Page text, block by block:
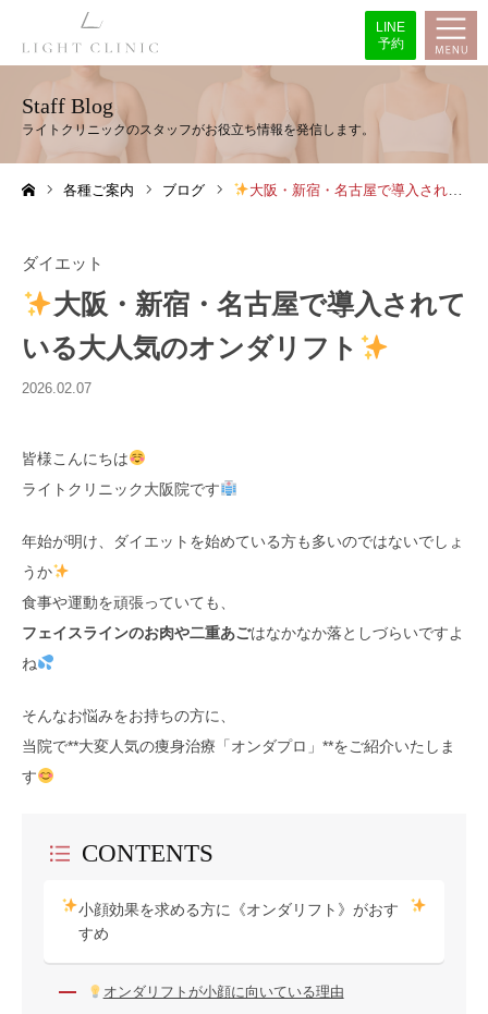
LINE
予約
Staff Blog
各種ご案内 ブログ 大阪・新宿・名古屋で導入されている大人気のオンダリフト
ダイエット
大阪・新宿・名古屋で導入されて
いる大人気のオンダリフト
2026.02.07
皆様こんにちは
ライトクリニック大阪院です
年始が明け、ダイエットを始めている方も多いのではないでしょ
うか
食事や運動を頑張っていても、
フェイスラインのお肉や二重あごはなかなか落としづらいですよ
ね
そんなお悩みをお持ちの方に、
当院で**大変人気の痩身治療「オンダプロ」**をご紹介いたしま
す
CONTENTS
小顔効果を求める方に《オンダリフト》がおす
すめ
オンダリフトが小顔に向いている理由